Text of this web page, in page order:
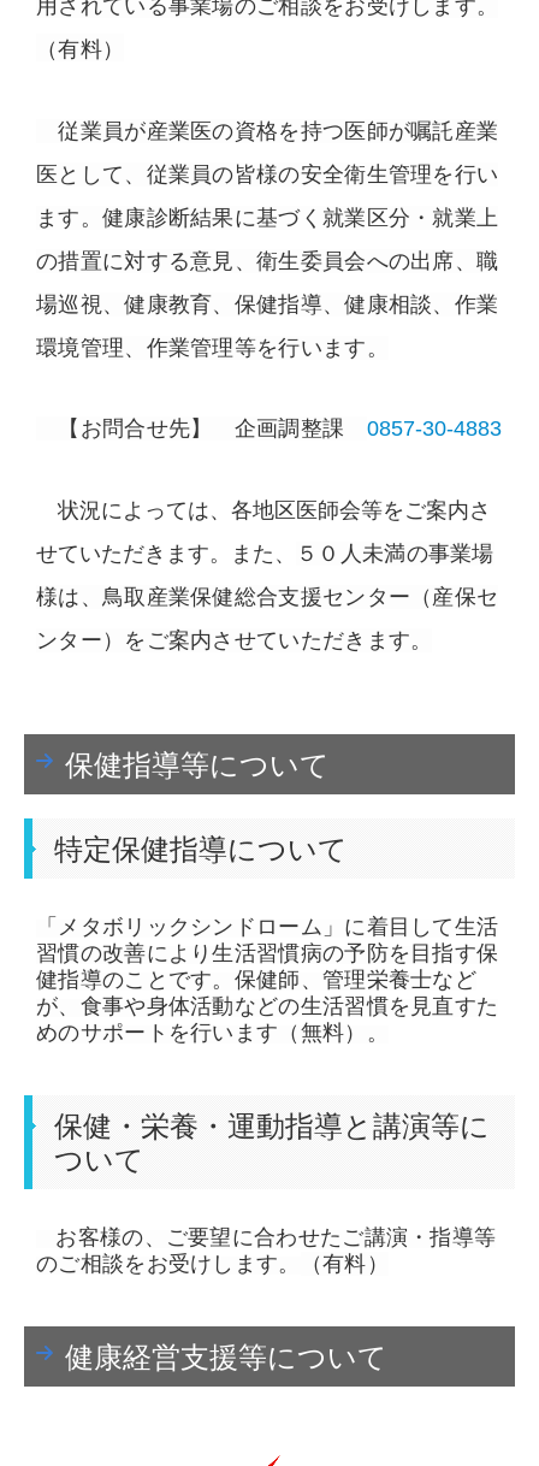
用されている事業場のご相談をお受けします。
（有料）
従業員が産業医の資格を持つ医師が嘱託産業
医として、従業員の皆様の安全衛生管理を行い
ます。健康診断結果に基づく就業区分・就業上
の措置に対する意見、衛生委員会への出席、職
場巡視、健康教育、保健指導、健康相談、 作業
環境管理、作業管理等を行います。
【お問合せ先】 企画調整課 0857-30-4883
状況によっては、各地区医師会等をご案内さ
せていただきます。また、
５０人未満の事業場
様は、鳥取産業保健総合支援センター（産保セ
ンター）をご案内させていただきます。
保健指導等について
特定保健指導について
「メタボリックシンドローム」に着目して生活
習慣の改善により生活習慣病の予防を目指す保
健指導のことです。保健師、管理栄養士など
が、食事や身体活動などの生活習慣を見直すた
めのサポートを行います（無料）。
保健・栄養・運動指導と講演等に
ついて
お客様の、ご要望に合わせたご講演・指導等
のご相談をお受けします。
（有料）
健康経営支援等について